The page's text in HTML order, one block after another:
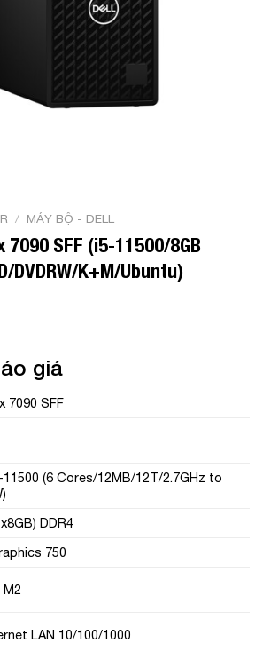
/ MÁY BỘ - DELL
7090 SFF (i5-11500/8GB
DVDRW/K+M/Ubuntu)
giá
7090 SFF
(6 Cores/12MB/12T/2.7GHz to
DDR4
750
M2
LAN 10/100/1000